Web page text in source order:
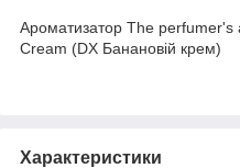
Ароматизатор The perfumer's
Cream (DX Банановій крем)
Характеристики